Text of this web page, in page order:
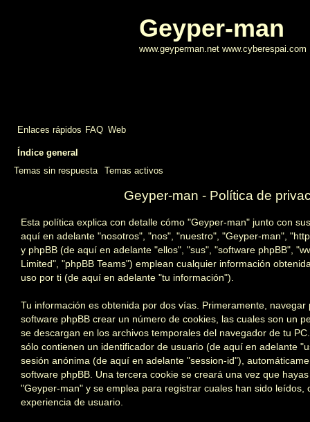
Geyper-man
www.geyperman.net www.cyberespai.com
Enlaces rápidos FAQ Web
Índice general
Temas sin respuesta
Temas activos
Geyper-man - Política de
Esta política explica con detalle cómo "Geyper-man" junto con
aquí en adelante "nosotros", "nos", "nuestro", "Geyper-man",
y phpBB (de aquí en adelante "ellos", "sus", "software phpBB",
Limited", "phpBB Teams") emplean cualquier información
uso por ti (de aquí en adelante "tu información").
Tu información es obtenida por dos vías. Primeramente,
software phpBB crear un número de cookies, las cuales son un
se descargan en los archivos temporales del navegador de tu
sólo contienen un identificador de usuario (de aquí en adelante
sesión anónima (de aquí en adelante "session-id"),
software phpBB. Una tercera cookie se creará una vez que
"Geyper-man" y se emplea para registrar cuales han sido leídos,
experiencia de usuario.